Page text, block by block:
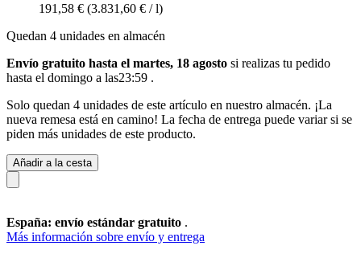
191,58 € (3.831,60 € / l)
Quedan 4 unidades en almacén
Envío gratuito hasta el martes, 18 agosto si realizas tu pedido
hasta el domingo a las23:59 .
Solo quedan 4 unidades de este artículo en nuestro almacén. ¡La
nueva remesa está en camino! La fecha de entrega puede variar si se
piden más unidades de este producto.
Añadir a la cesta
España: envío estándar gratuito .
Más información sobre envío y entrega